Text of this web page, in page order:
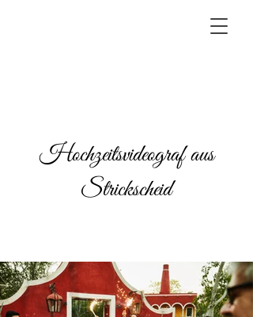
Hochzeitsvideograf aus
Strickscheid